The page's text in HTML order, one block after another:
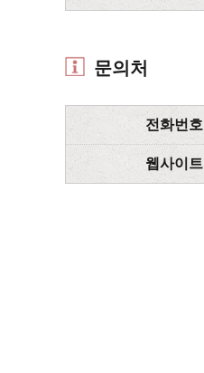
문의처
전화번호
웹사이트